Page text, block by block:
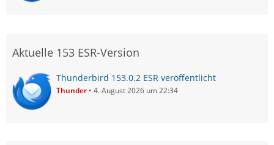
Aktuelle 153 ESR-Version
Thunderbird 153.0.2 ESR veröffentlicht
Thunder 4. August 2026 um 22:34